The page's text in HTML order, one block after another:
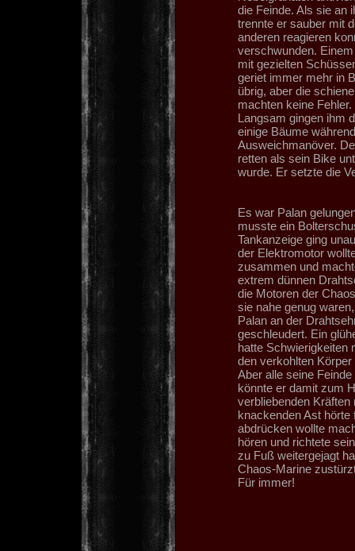
die Feinde. Als sie an
trennte er sauber mit
anderen reagieren
verschwunden.
mit gezielten
geriet immer mehr in
übrig, aber die
machten keine
Langsam gingen ihm
einige Bäume
Ausweichmanöver.
retten als sein Bike
wurde. Er setzte die
Es war Palan
musste ein
Tankanzeige ging
der Elektromotor
zusammen und
extrem dünnen
die Motoren der
sie nahe genug
Palan an der
geschleudert. Ein
hatte Schwierigkeiten
den verkohlten
Aber alle seine
könnte er damit zum
verbliebenden
knackenden Ast hörte
abdrücken wollte
hören und richtete
zu Fuß weitergejagt
Chaos-Marine
Für immer!